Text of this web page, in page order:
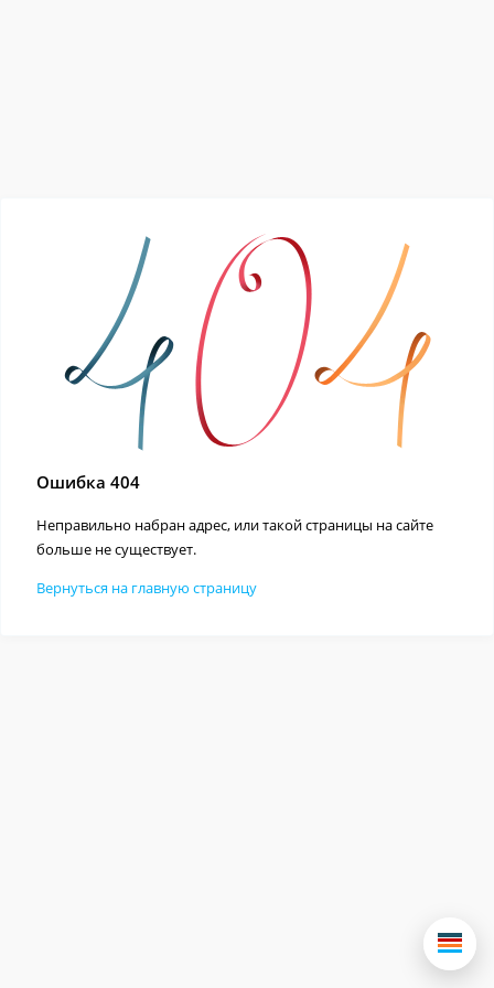
Ошибка 404
Неправильно набран адрес, или такой страницы на сайте
больше не существует.
Вернуться на главную страницу